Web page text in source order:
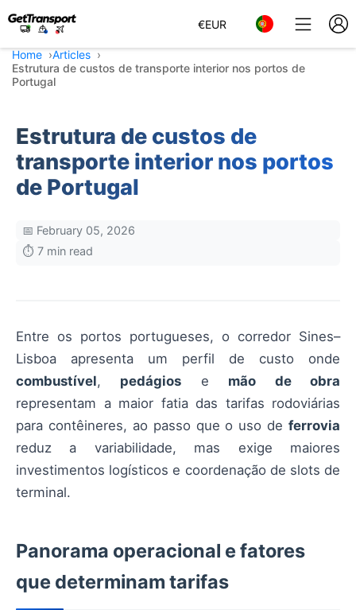
€EUR
Home
Articles
Estrutura de custos de transporte interior nos portos de
Portugal
Estrutura de custos de
transporte interior nos portos
de Portugal
📅 February 05, 2026
⏱️ 7 min read
Entre os portos portugueses, o corredor Sines–
Lisboa apresenta um perfil de custo onde
combustível, pedágios e mão de obra
representam a maior fatia das tarifas rodoviárias
para contêineres, ao passo que o uso de ferrovia
reduz a variabilidade, mas exige maiores
investimentos logísticos e coordenação de slots de
terminal.
Panorama operacional e fatores
que determinam tarifas